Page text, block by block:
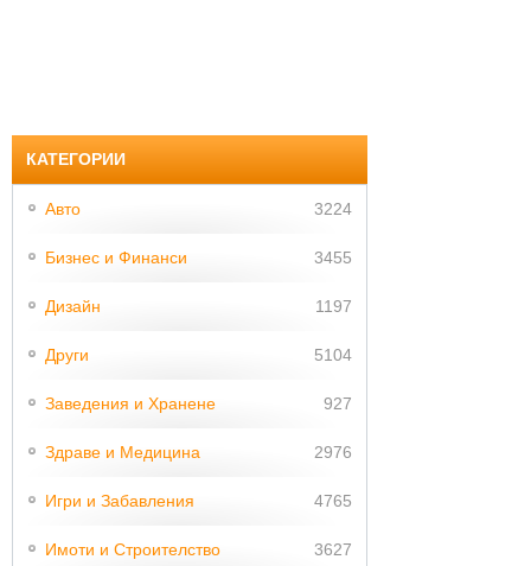
КАТЕГОРИИ
Авто 3224
Бизнес и Финанси 3455
Дизайн 1197
Други 5104
Заведения и Хранене 927
Здраве и Медицина 2976
Игри и Забавления 4765
Имоти и Строителство 3627